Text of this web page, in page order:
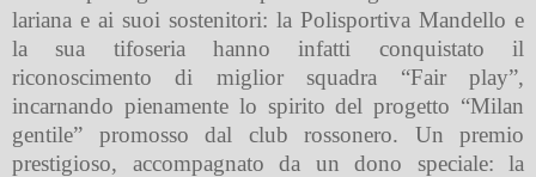
lariana e ai suoi sostenitori: la Polisportiva Mandello e
la sua tifoseria hanno infatti conquistato il
riconoscimento di miglior squadra “Fair play”,
incarnando pienamente lo spirito del progetto “Milan
gentile” promosso dal club rossonero. Un premio
prestigioso, accompagnato da un dono speciale: la